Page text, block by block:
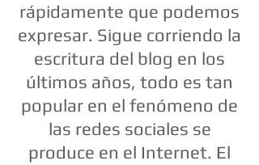
rápidamente que podemos
expresar. Sigue corriendo la
escritura del blog en los
últimos años, todo es tan
popular en el fenómeno de
las redes sociales se
produce en el Internet. El